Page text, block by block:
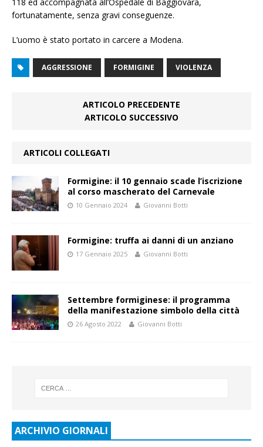
fortunatamente, senza gravi conseguenze.
L’uomo è stato portato in carcere a Modena.
AGGRESSIONE FORMIGINE VIOLENZA
ARTICOLO PRECEDENTE
ARTICOLO SUCCESSIVO
ARTICOLI COLLEGATI
Formigine: il 10 gennaio scade l’iscrizione
al corso mascherato del Carnevale
10 Gennaio 2024 Giovanni Botti
Formigine: truffa ai danni di un anziano
17 Gennaio 2025 Giovanni Botti
Settembre formiginese: il programma
della manifestazione simbolo della città
26 Agosto 2022 Giovanni Botti
ARCHIVIO GIORNALI